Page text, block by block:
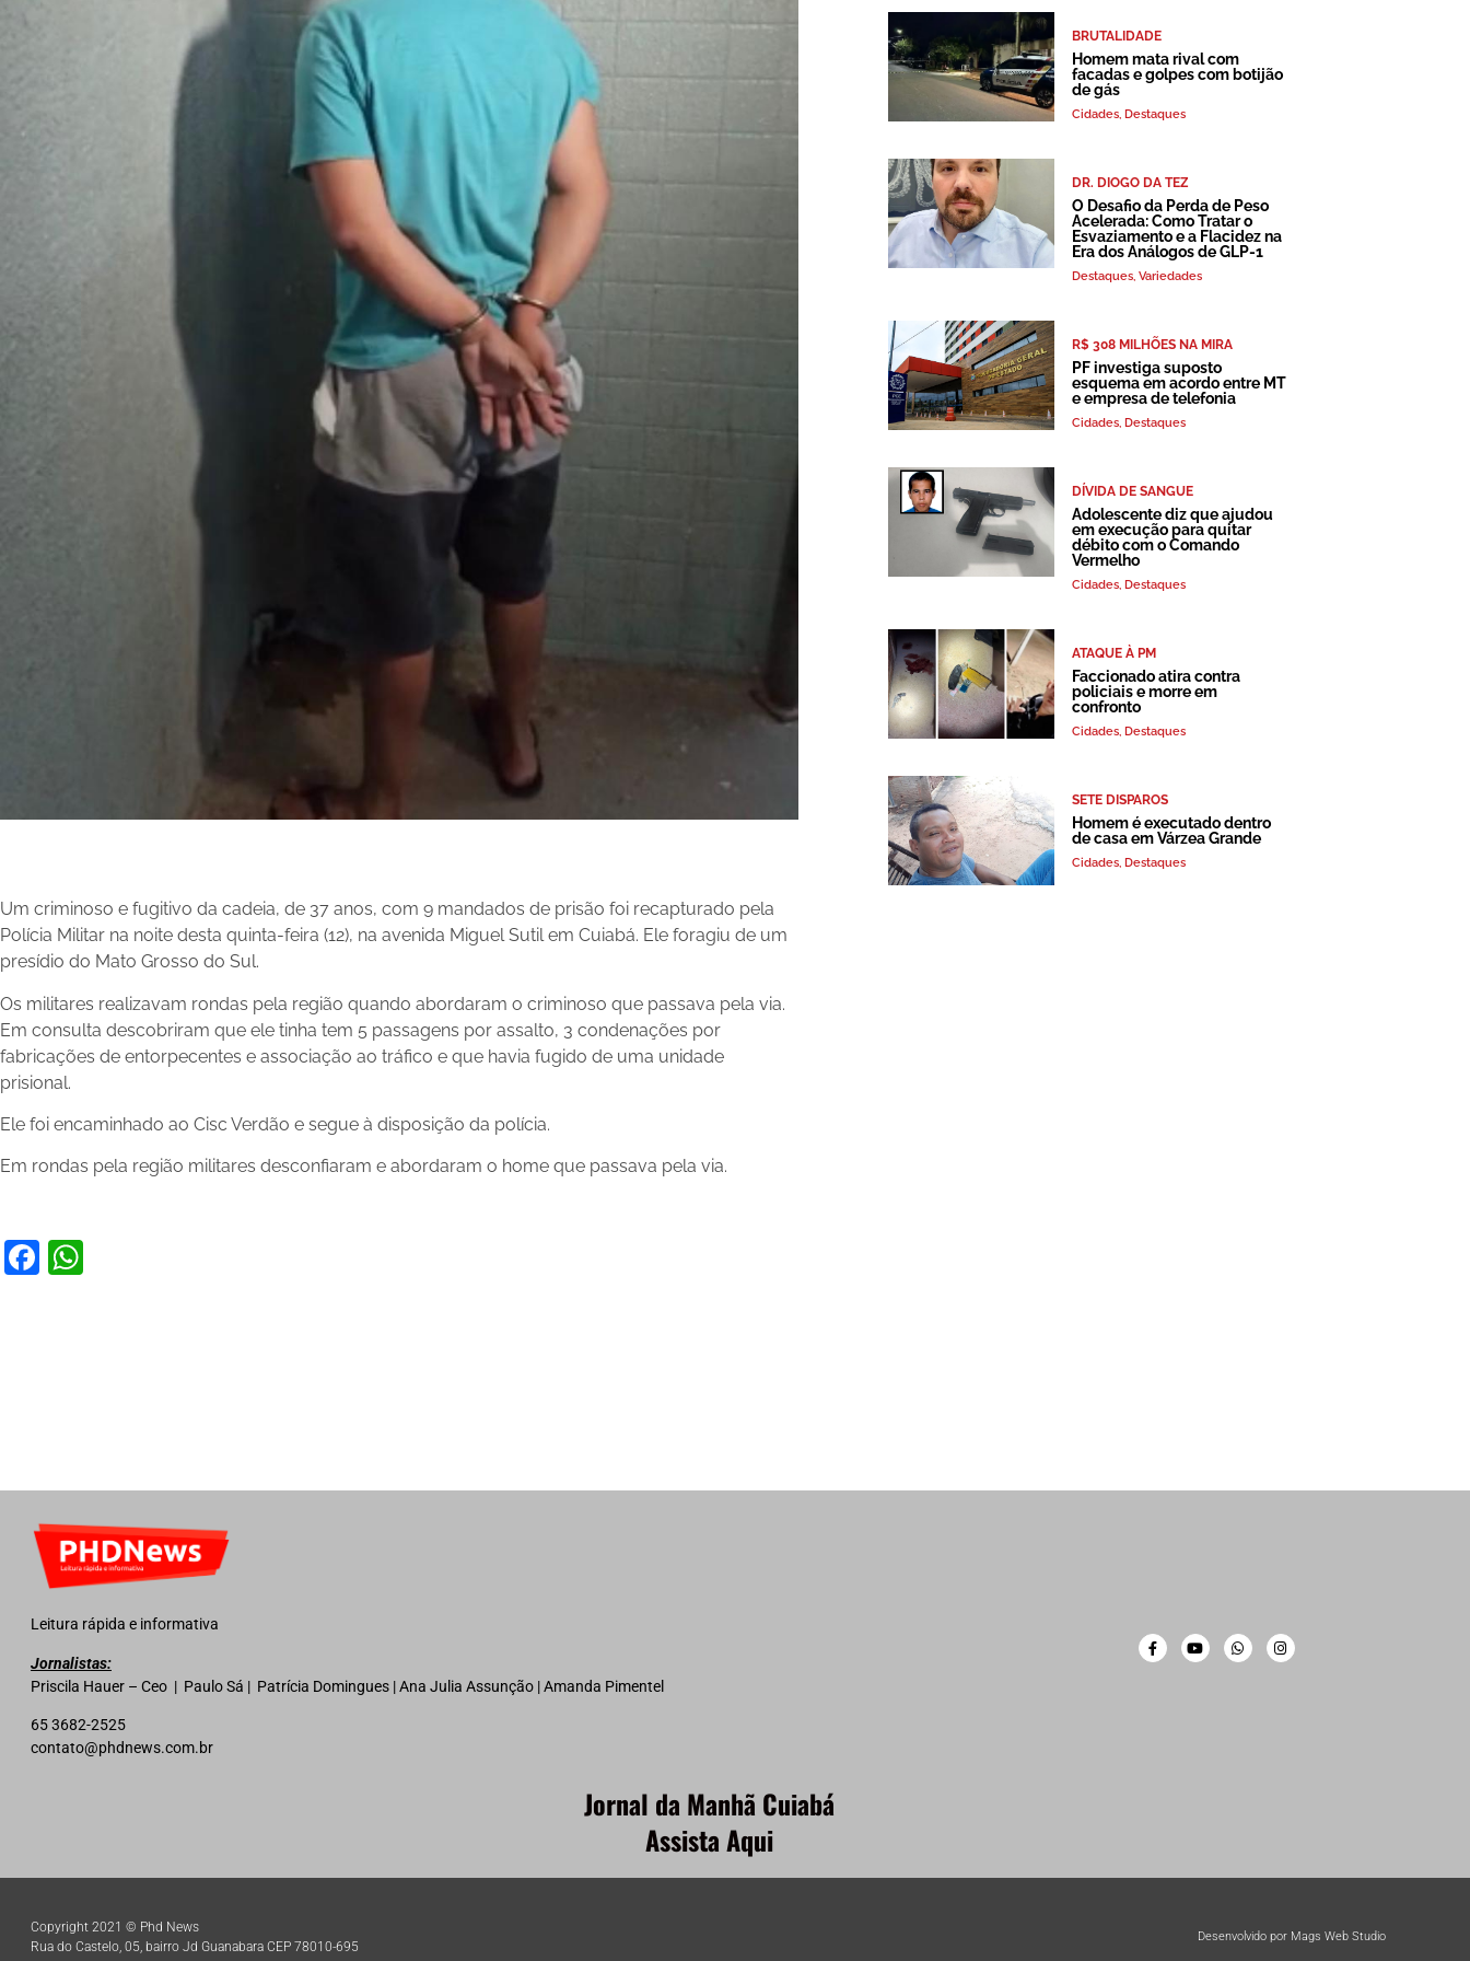
Um criminoso e fugitivo da cadeia, de 37 anos, com 9 mandados de prisão foi recapturado pela
Polícia Militar na noite desta quinta-feira (12), na avenida Miguel Sutil em Cuiabá. Ele foragiu de um
presídio do Mato Grosso do Sul.
Os militares realizavam rondas pela região quando abordaram o criminoso que passava pela via.
Em consulta descobriram que ele tinha tem 5 passagens por assalto, 3 condenações por
fabricações de entorpecentes e associação ao tráfico e que havia fugido de uma unidade
prisional.
Ele foi encaminhado ao Cisc Verdão e segue à disposição da polícia.
Em rondas pela região militares desconfiaram e abordaram o home que passava pela via.
Facebook
BRUTALIDADE
Homem mata rival com
facadas e golpes com botijão
de gás
Cidades, Destaques
DR. DIOGO DA TEZ
O Desafio da Perda de Peso
Acelerada: Como Tratar o
Esvaziamento e a Flacidez na
Era dos Análogos de GLP-1
Destaques, Variedades
R$ 308 MILHÕES NA MIRA
PF investiga suposto
esquema em acordo entre MT
e empresa de telefonia
Cidades, Destaques
DÍVIDA DE SANGUE
Adolescente diz que ajudou
em execução para quitar
débito com o Comando
Vermelho
Cidades, Destaques
ATAQUE À PM
Faccionado atira contra
policiais e morre em
confronto
Cidades, Destaques
SETE DISPAROS
Homem é executado dentro
de casa em Várzea Grande
Cidades, Destaques
Leitura rápida e informativa
Jornalistas:
Priscila Hauer – Ceo | Paulo Sá | Patrícia Domingues | Ana Julia Assunção | Amanda Pimentel
65 3682-2525
contato@phdnews.com.br
Jornal da Manhã Cuiabá
Assista Aqui
Copyright 2021 © Phd News
Rua do Castelo, 05, bairro Jd Guanabara CEP 78010-695
Desenvolvido por Mags Web Studio